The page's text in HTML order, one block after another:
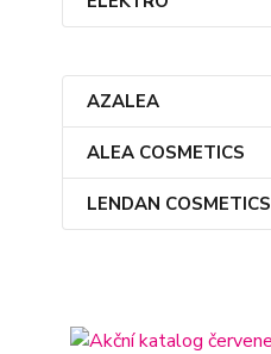
AZALEA
ALEA COSMETICS
LENDAN COSMETICS